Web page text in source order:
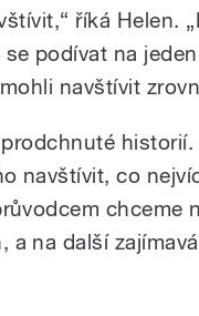
říká Helen.
podívat na
navštívit
navštívit, co
chceme
a na další